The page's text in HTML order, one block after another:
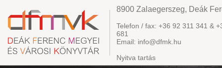
8900 Zalaegerszeg, Deák
Telefon / fax: +36 92 311 341 &
681
Email: info@dfmk.hu
Nyitva tartás